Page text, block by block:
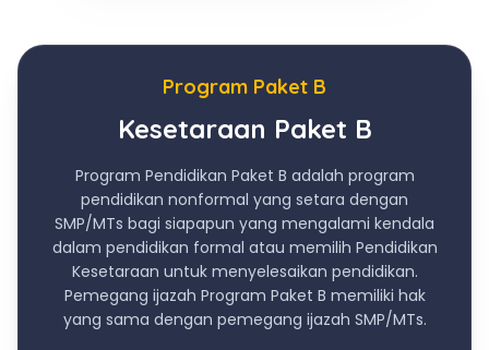
Program Paket B
Kesetaraan Paket B
Program Pendidikan Paket B adalah program
pendidikan nonformal yang setara dengan
SMP/MTs bagi siapapun yang mengalami kendala
dalam pendidikan formal atau memilih Pendidikan
Kesetaraan untuk menyelesaikan pendidikan.
Pemegang ijazah Program Paket B memiliki hak
yang sama dengan pemegang ijazah SMP/MTs.